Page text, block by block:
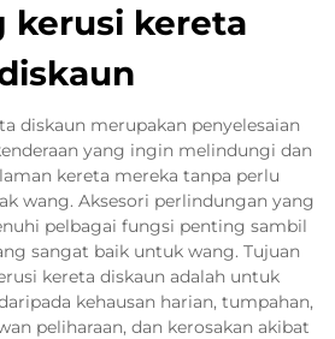
kerusi kereta
diskaun merupakan penyelesaian
yang ingin melindungi dan
kereta mereka tanpa perlu
wang. Aksesori perlindungan yang
pelbagai fungsi penting sambil
sangat baik untuk wang. Tujuan
kereta diskaun adalah untuk
kehausan harian, tumpahan,
peliharaan, dan kerosakan akibat